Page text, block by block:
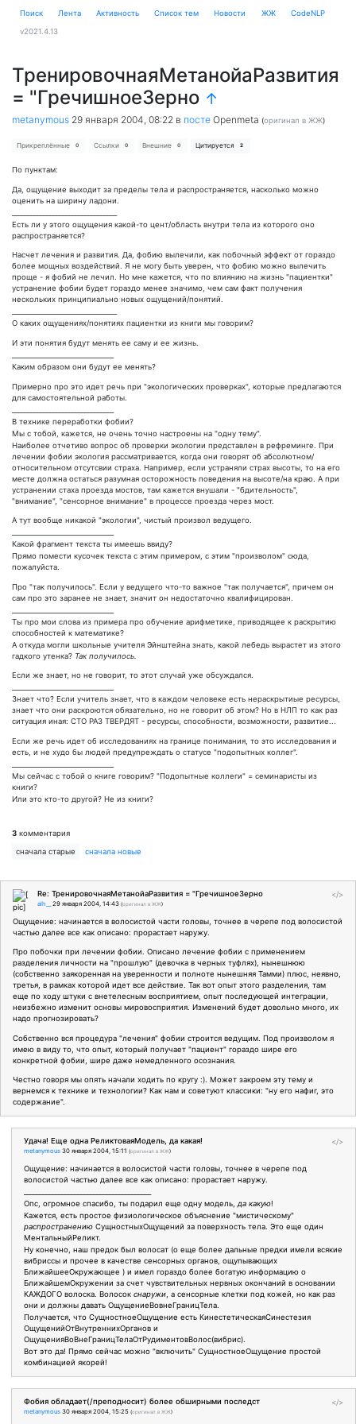
Поиск Лента Активность Cписок тем Новости ЖЖ CodeNLP
v2021.4.13
ТренировочнаяМетанойаРазвития
= "ГречишноеЗерно ↑
metanymous 29 января 2004, 08:22 в посте Openmeta (оригинал в ЖЖ)
Прикреплённые 0 Ссылки 0 Внешние 0 Цитируется 2
По пунктам:
Да, ощущение выходит за пределы тела и распространяется, насколько можно
оценить на ширину ладони.
Есть ли у этого ощущения какой-то цент/область внутри тела из которого оно
распространяется?
Насчет лечения и развития. Да, фобию вылечили, как побочный эффект от гораздо
более мощных воздействий. Я не могу быть уверен, что фобию можно вылечить
проще - я фобий не лечил. Но мне кажется, что по влиянию на жизнь "пациентки"
устранение фобии будет гораздо менее значимо, чем сам факт получения
нескольких принципиально новых ощущений/понятий.
О каких ощущениях/понятиях пациентки из книги мы говорим?
И эти понятия будут менять ее саму и ее жизнь.
Каким образом они будут ее менять?
Примерно про это идет речь при "экологических проверках", которые предлагаются
для самостоятельной работы.
В технике переработки фобии?
Мы с тобой, кажется, не очень точно настроены на "одну тему".
Наиболее отчетиво вопрос об проверки экологии представлен в рефреминге. При
лечении фобии экология рассматривается, когда они говорят об абсолютном/
относительном отсутсвии страха. Например, если устраняли страх высоты, то на его
месте должна остаться разумная осторожность поведения на высоте/на краю. А при
устранении стаха проезда мостов, там кажется внушали - "бдительность",
"внимание", "сенсорное внимание" в процессе проезда через мост.
А тут вообще никакой "экологии", чистый произвол ведущего.
Какой фрагмент текста ты имеешь ввиду?
Прямо помести кусочек текста с этим примером, с этим "произволом" сюда,
пожалуйста.
Про "так получилось". Если у ведущего что-то важное "так получается", причем он
сам про это заранее не знает, значит он недостаточно квалифицирован.
Ты про мои слова из примера про обучение арифметике, приводящее к раскрытию
способностей к математике?
А откуда могли школьные учителя Эйнштейна знать, какой лебедь вырастет из этого
гадкого утенка? Так получилось.
Если же знает, но не говорит, то этот случай уже обсуждался.
Знает что? Если учитель знает, что в каждом человеке есть нераскрытиые ресурсы,
знает что они раскроются обязательно, но не говорит об этом? Но в НЛП то как раз
ситуация иная: СТО РАЗ ТВЕРДЯТ - ресурсы, способности, возможности, развитие...
Если же речь идет об исследованиях на границе понимания, то это исследования и
есть, и не худо бы людей предупреждать о статусе "подопытных коллег".
Мы сейчас с тобой о книге говорим? "Подопытные коллеги" = семинаристы из
книги?
Или это кто-то другой? Не из книги?
3 комментария
сначала старые сначала новые
</>
Re: ТренировочнаяМетанойаРазвития = "ГречишноеЗерно
alh__ 29 января 2004, 14:43 (оригинал в ЖЖ)
Ощущение: начинается в волосистой части головы, точнее в черепе под волосистой
частью далее все как описано: прорастает наружу.
Про побочки при лечении фобии. Описано лечение фобии с применением
разделения личности на "прошлую" (девочка в черных туфлях), нынешнюю
(собственно заякоренная на уверенности и полноте нынешняя Тамми) плюс, неявно,
третья, в рамках которой идет все действие. Так вот опыт этого разделения, там
еще по ходу штуки с внетелесным восприятием, опыт последующей интеграции,
неизбежно изменит основы мировосприятия. Изменений будет довольно много, их
надо прогнозировать?
Собственно вся процедура "лечения" фобии строится ведущим. Под произволом я
имею в виду то, что опыт, который получает "пациент" гораздо шире его
конкретной фобии, шире даже немедленного осознания.
Честно говоря мы опять начали ходить по кругу :). Может закроем эту тему и
вернемся к технике и технологии? Как нам и советуют классики: "ну его нафиг, это
содержание".
</>
Удача! Еще одна РеликтоваяМодель, да какая!
metanymous 30 января 2004, 15:11 (оригинал в ЖЖ)
Ощущение: начинается в волосистой части головы, точнее в черепе под
волосистой частью далее все как описано: прорастает наружу.
Опс, огромное спасибо, ты подарил еще одну модель,да какую!
Кажется, есть простое физиологическое объяснение "мистическому"
распространению СущностныхОщущений за поверхность тела. Это еще один
МентальныйРеликт.
Ну конечно, наш предок был волосат (о еще более дальные предки имели всякие
вибриссы и прочее в качестве сенсорных органов, ощупывающих
БлижайшееОкружающее ) и имел гораздо более богатую информацию о
БлижайшемОкружении за счет чувствительных нервных окончаний в основании
КАЖДОГО волоска. Волосокснаружи , а сенсорные клетки под кожей, но как раз
они и должны давать ОщущениеВовнеГраницТела.
Получается, что СущностноеОщущение есть КинестетическаяСинестезия
ОщущенийОтВнутреннихОрганов и
ОщущенияВоВнеГраницТелаОтРудиментовВолос(вибрис).
Вот это да! Прямо сейчас можно "включить" СущностноеОщущение простой
комбинацией якорей!
</>
Фобия обладает(/преподносит) более обширными последст
metanymous 30 января 2004, 15:25 (оригинал в ЖЖ)